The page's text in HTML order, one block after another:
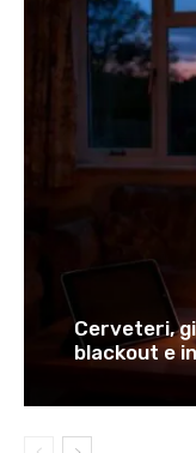
Cerveteri,
blackout e